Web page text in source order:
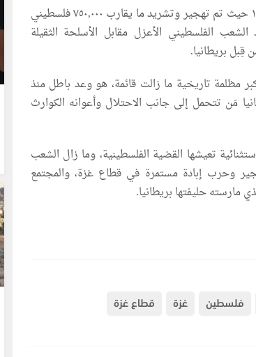
فيعد وعد بلفور السبب الرئيسي لنكبة العام ١٩٤٨ حيث تم تهجير وتشريد ما يقارب ٧٥٠,٠٠٠ فلسطيني
الفلسطيني الأعزل مقابل الأسلحة الثقيلة
قِبل بريطانيا.
مظلمة تاريخية ما زالت قائمة، هو وعد باطل منذ
مَن تتحمل إلى جانب الاحتلال وأعوانه الكوارث
تعيشها القضية الفلسطينية، وما زال الشعب
وحرب إبادة مستمرة في قطاع غزة، والمجتمع
مارسته حليفتها بريطانيا.
فلسطين غزة قطاع غزة